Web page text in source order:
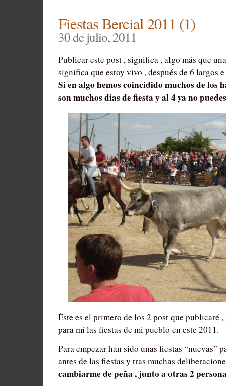
Fiestas Bercial 2011 (1)
30 de julio, 2011
Publicar este post , significa , algo más que
significa que estoy vivo , después de 6 largos
Si en algo hemos coincidido muchos de los
son muchos dias de fiesta y al 4 ya no
Éste es el primero de los 2 post que publicaré
para mí las fiestas de mi pueblo en este 2011.
Para empezar han sido unas fiestas “nuevas”
antes de las fiestas y tras muchas
cambiarme de peña , junto a otras 2